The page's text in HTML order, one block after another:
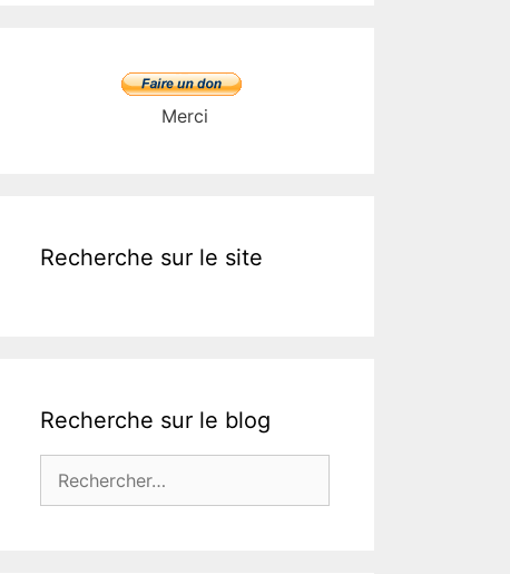
Merci
Recherche sur le site
Recherche sur le blog